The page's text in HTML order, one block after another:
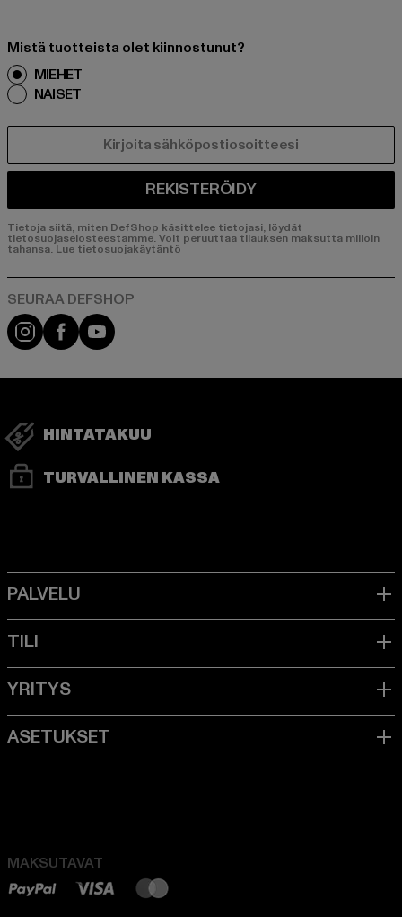
Mistä tuotteista olet kiinnostunut?
MIEHET
NAISET
REKISTERÖIDY
Tietoja siitä, miten DefShop käsittelee tietojasi, löydät
tietosuojaselosteestamme. Voit peruuttaa tilauksen maksutta milloin
tahansa. Lue tietosuojakäytäntö
Visit our Instagram page:
Visit our Facebook page:
Visit our YouTube channel:
HINTATAKUU
TURVALLINEN KASSA
MAKSUTAVAT